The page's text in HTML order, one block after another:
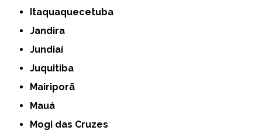
Itaquaquecetuba
Jandira
Jundiaí
Juquitiba
Mairiporã
Mauá
Mogi das Cruzes